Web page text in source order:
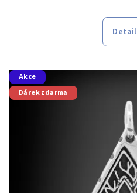
Detail
Akce
Dárek zdarma